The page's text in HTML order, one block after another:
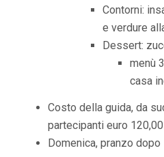
Contorni:
e verdure
Dessert:
menù
casa
Costo della guida, da
partecipanti euro 120,00
Domenica, pranzo